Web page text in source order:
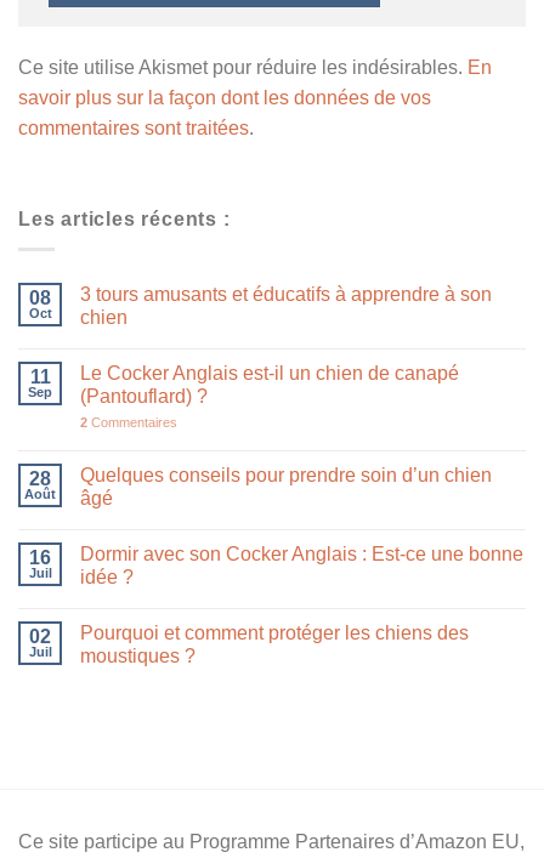
Ce site utilise Akismet pour réduire les indésirables. En
savoir plus sur la façon dont les données de vos
commentaires sont traitées.
Les articles récents :
08
Oct
3 tours amusants et éducatifs à apprendre à son
chien
11
Sep
Le Cocker Anglais est-il un chien de canapé
(Pantouflard) ?
2 Commentaires
28
Août
Quelques conseils pour prendre soin d’un chien
âgé
16
Juil
Dormir avec son Cocker Anglais : Est-ce une bonne
idée ?
02
Juil
Pourquoi et comment protéger les chiens des
moustiques ?
Ce site participe au Programme Partenaires d’Amazon EU,